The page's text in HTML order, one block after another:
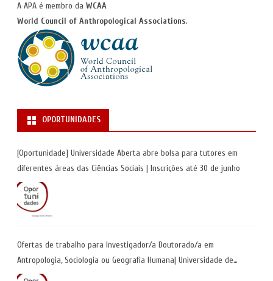
A APA é membro da WCAA
World Council of Anthropological Associations.
OPORTUNIDADES
[Oportunidade] Universidade Aberta abre bolsa para tutores em
diferentes áreas das Ciências Sociais | Inscrições até 30 de junho
Ofertas de trabalho para Investigador/a Doutorado/a em
Antropologia, Sociologia ou Geografia Humana| Universidade de
Coimbra | Candidaturas até 29 de maio 2026